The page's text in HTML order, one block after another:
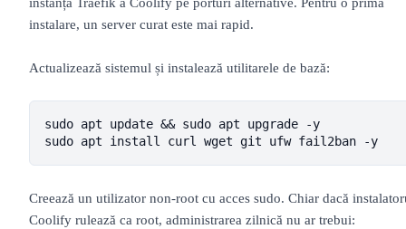
instalare, un server curat este mai rapid.
Actualizează sistemul și instalează utilitarele de bază:
sudo apt update && sudo apt upgrade -y
sudo apt install curl wget git ufw fail2ban -y
Creează un utilizator non-root cu acces sudo. Chiar dacă
Coolify rulează ca root, administrarea zilnică nu ar trebui: